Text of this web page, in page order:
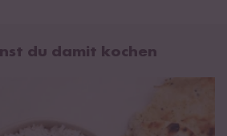
du damit kochen